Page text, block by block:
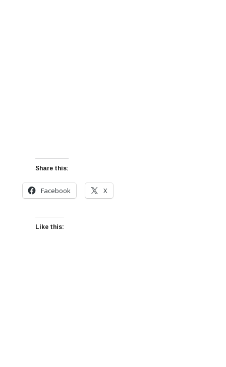
Share this:
Facebook X
Like this: